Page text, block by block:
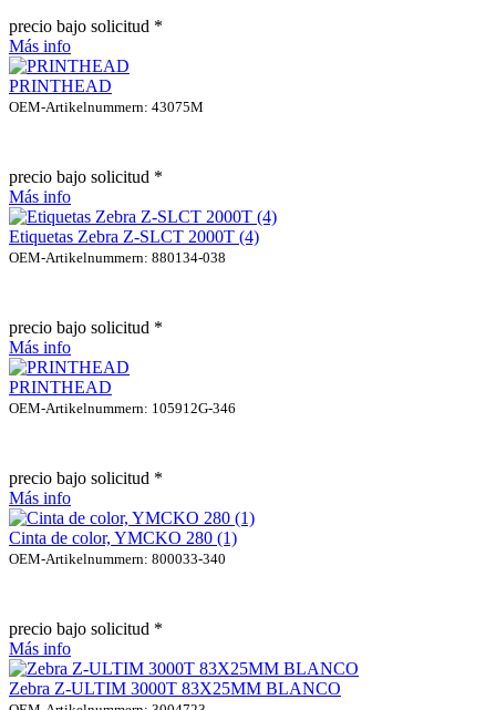
precio bajo solicitud *
Más info
PRINTHEAD
OEM-Artikelnummern: 43075M
precio bajo solicitud *
Más info
Etiquetas Zebra Z-SLCT 2000T (4)
OEM-Artikelnummern: 880134-038
precio bajo solicitud *
Más info
PRINTHEAD
OEM-Artikelnummern: 105912G-346
precio bajo solicitud *
Más info
Cinta de color, YMCKO 280 (1)
OEM-Artikelnummern: 800033-340
precio bajo solicitud *
Más info
Zebra Z-ULTIM 3000T 83X25MM BLANCO